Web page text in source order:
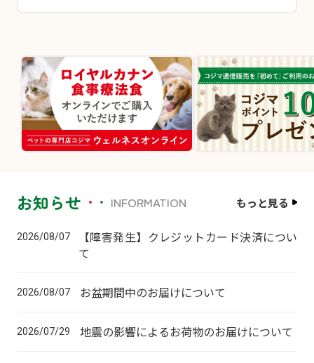
お知らせ INFORMATION もっと見る
2026/08/07
【障害発生】クレジットカード決済につい
て
2026/08/07 お盆期間中のお届けについて
2026/07/29 地震の影響によるお荷物のお届けについて